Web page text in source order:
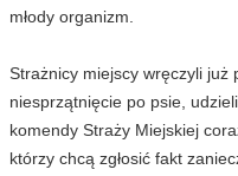
młody organizm.
Strażnicy miejscy wręczyli już
niesprzątnięcie po psie,
komendy Straży Miejskiej
którzy chcą zgłosić fakt